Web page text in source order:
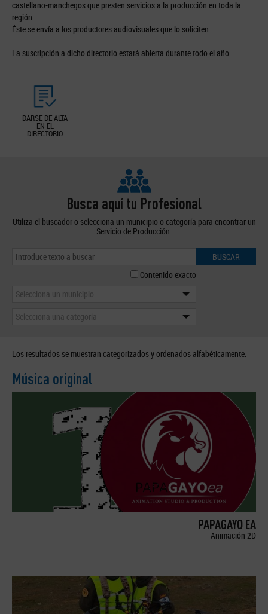
castellano-manchegos que presten servicios a la producción en toda la
región.
Éste se envía a los productores audiovisuales que lo soliciten.
La suscripción a dicho directorio estará abierta durante todo el año.
DARSE DE ALTA
EN EL
DIRECTORIO
Busca aquí tu Profesional
Utiliza el buscador o selecciona un municipio o categoría para encontrar un
Servicio de Producción.
BUSCAR
Contenido exacto
Selecciona un municipio
Selecciona una categoría
Los resultados se muestran categorizados y ordenados alfabéticamente.
Música original
PAPAGAYO EA
Animación 2D